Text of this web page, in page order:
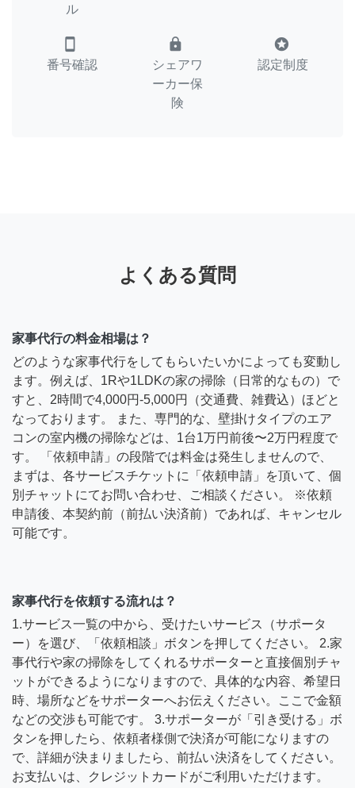
ル
smartphone
番号確認
lock
シェアワ
ーカー保
険
stars
認定制度
よくある質問
家事代行の料金相場は？
どのような家事代行をしてもらいたいかによっても変動し
ます。例えば、1Rや1LDKの家の掃除（日常的なもの）で
すと、2時間で4,000円-5,000円（交通費、雑費込）ほどと
なっております。 また、専門的な、壁掛けタイプのエア
コンの室内機の掃除などは、1台1万円前後〜2万円程度で
す。 「依頼申請」の段階では料金は発生しませんので、
まずは、各サービスチケットに「依頼申請」を頂いて、個
別チャットにてお問い合わせ、ご相談ください。 ※依頼
申請後、本契約前（前払い決済前）であれば、キャンセル
可能です。
家事代行を依頼する流れは？
1.サービス一覧の中から、受けたいサービス（サポータ
ー）を選び、「依頼相談」ボタンを押してください。 2.家
事代行や家の掃除をしてくれるサポーターと直接個別チャ
ットができるようになりますので、具体的な内容、希望日
時、場所などをサポーターへお伝えください。ここで金額
などの交渉も可能です。 3.サポーターが「引き受ける」ボ
タンを押したら、依頼者様側で決済が可能になりますの
で、詳細が決まりましたら、前払い決済をしてください。
お支払いは、クレジットカードがご利用いただけます。